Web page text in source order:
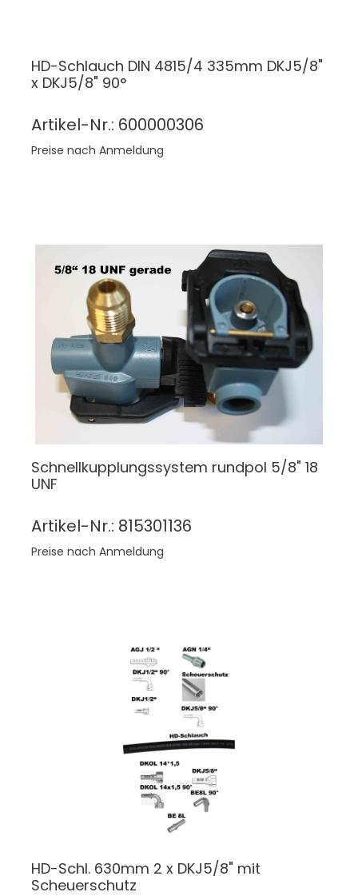
HD-Schlauch DIN 4815/4 335mm DKJ5/8"
x DKJ5/8" 90°
Artikel-Nr.: 600000306
Preise nach Anmeldung
Schnellkupplungssystem rundpol 5/8" 18
UNF
Artikel-Nr.: 815301136
Preise nach Anmeldung
HD-Schl. 630mm 2 x DKJ5/8" mit
Scheuerschutz